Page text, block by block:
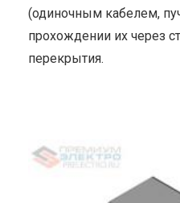
(одиночным кабелем,
прохождении их через
перекрытия.